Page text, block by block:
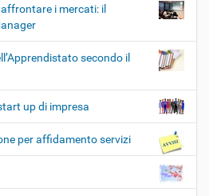
i mercati: il
secondo il
up di impresa
per affidamento servizi